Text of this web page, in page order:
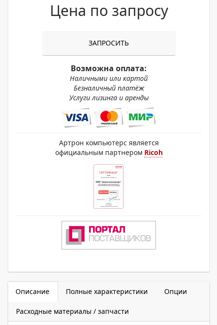
Цена по запросу
ЗАПРОСИТЬ
Возможна оплата:
Наличными или картой
Безналичный платёж
Услуги лизинга и аренды
Артрон компьютерс является
официальным партнером Ricoh
Описание Полные характеристики Опции
Расходные материалы / запчасти